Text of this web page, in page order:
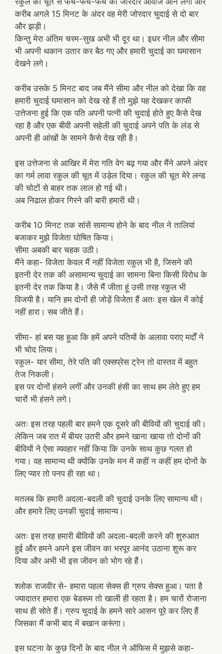
करीब अगले 15 मिनट के अंदर वह मेरी जोरदार चुदाई से दो बार
और झड़ी।
किन्तु मेरा अंतिम चरम-सुख अभी भी दूर था। इधर नील और सीमा
भी अपनी थकान उतार कर बैठ गए और हमारी चुदाई का घमासान
देखने लगे।
करीब उसके 5 मिनट बाद जब मैंने सीमा और नील को देखा कि वह
हमारी चुदाई घमासान को देख रहे हैं तो मुझे यह देखकर काफी
उत्तेजना हुई कि एक पति अपनी पत्नी की चुदाई होते हुए कैसे देख
रहा है और एक बीवी अपनी सहेली की चुदाई अपने पति के लंड से
अपनी ही आंखों के सामने कैसे देख रही है।
इस उत्तेजना से आखिर में मेरा गति वेग बढ़ गया और मैंने अपने अंदर
का गर्म लावा रकुल की चूत में उड़ेल दिया। रकुल की चूत मेरे लन्ड
की चोटों से बाहर तक लाल हो गई थी।
अब निढाल होकर गिरने की बारी हमारी थी।
करीब 10 मिनट तक सांसें सामान्य होने के बाद नील ने तालियां
बजाकर मुझे विजेता घोषित किया।
सीमा अबकी बार चहक उठी।
मैंने कहा- विजेता केवल मैं नहीं विजेता रकुल भी है, जिसने की
इतनी देर तक की असामान्य चुदाई का सामना बिना किसी विरोध के
इतनी देर तक किया है। जैसे मैं जीता हूं उसी तरह रकुल भी
विजयी है। यानि हम दोनों ही जोड़ें विजेता हैं अतः इस खेल में कोई
नहीं हारा। सब जीते हैं।
सीमा- हां बस यह हुआ कि हमें अपने पतियों के अलावा पराए मर्दों ने
भी चोद लिया।
रकुल- यार सीमा, तेरे पति की एक्सप्रेस ट्रेन तो वास्तव में बहुत
तेज निकली।
इस पर दोनों हंसने लगीं और उनकी हंसी का साथ हम लेते हुए हम
चारों भी हंसने लगे।
अतः इस तरह पहली बार हमने एक दूसरे की बीवियों की चुदाई की।
लेकिन जब रात में बीयर उतरी और हमने खाना खाया तो दोनों की
बीवियों ने ऐसा व्यवहार नहीं किया कि उनके साथ कुछ गलत हो
गया। वह सामान्य थी क्योंकि उनके मन में कहीं न कहीं हम दोनों के
लिए प्यार तो पनप ही रहा था।
मतलब कि हमारी अदला-बदली की चुदाई उनके लिए सामान्य थी।
और हमारे लिए उनकी चुदाई सामान्य।
अतः इस तरह हमारी बीवियों की अदला-बदली करने की शुरुआत
हुई और हमने अपने इस जीवन का भरपूर आनंद उठाना शुरू कर
दिया और अभी भी इस जीवन को भोग रहे हैं।
श्लोक राजवीर से- हमारा पहला सेक्स ही ग्रुप सेक्स हुआ। पता है
ज्यादातर हमारा एक बेडरूम तो खाली ही रहता है। हम चारों रोजाना
साथ ही सोते हैं। ग्रुप चुदाई के हमने सारे आसन पूरे कर लिए हैं
जिसका मैं कभी बाद में बखान करूंगा।
इस घटना के कुछ दिनों के बाद नील ने ऑफिस में मुझसे कहा-